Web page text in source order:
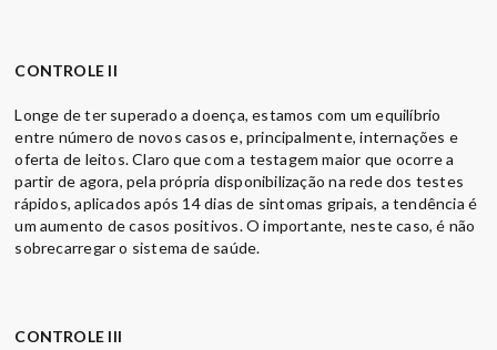
CONTROLE II
Longe de ter superado a doença, estamos com um equilíbrio
entre número de novos casos e, principalmente, internações e
oferta de leitos. Claro que com a testagem maior que ocorre a
partir de agora, pela própria disponibilização na rede dos testes
rápidos, aplicados após 14 dias de sintomas gripais, a tendência é
um aumento de casos positivos. O importante, neste caso, é não
sobrecarregar o sistema de saúde.
CONTROLE III